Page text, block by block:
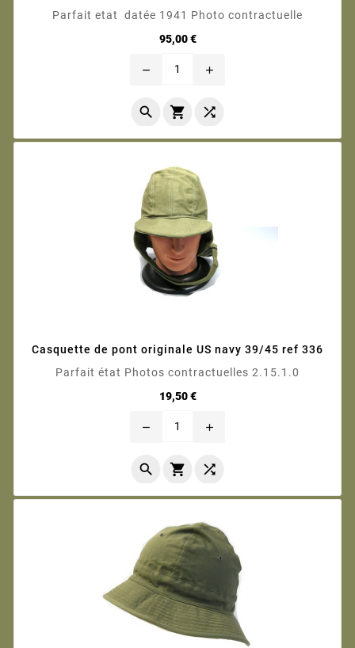
Parfait etat datée 1941 Photo contractuelle
95,00 €Prix
remove add
  
Casquette de pont originale US navy 39/45 ref 336
Parfait état Photos contractuelles 2.15.1.0
19,50 €Prix
remove add
  